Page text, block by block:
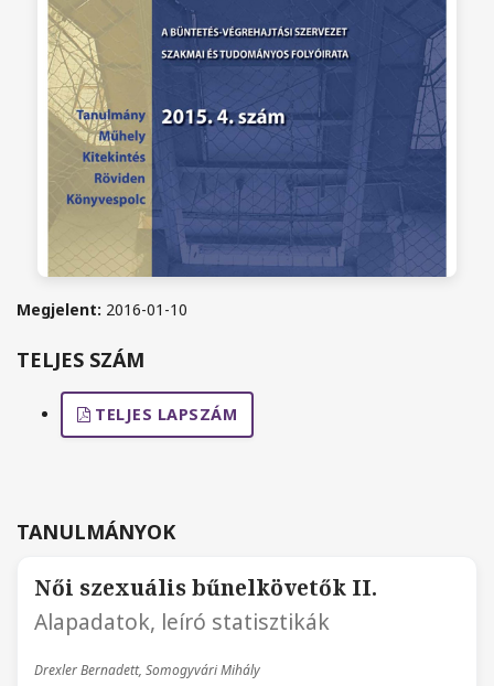
Megjelent: 2016-01-10
TELJES SZÁM
TELJES LAPSZÁM
TANULMÁNYOK
Női szexuális bűnelkövetők II.
Alapadatok, leíró statisztikák
Drexler Bernadett, Somogyvári Mihály